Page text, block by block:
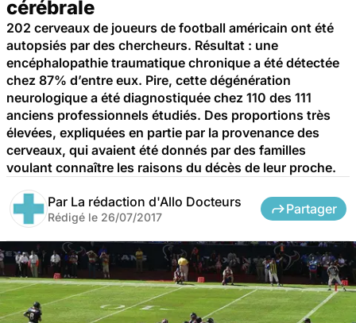
cérébrale
202 cerveaux de joueurs de football américain ont été
autopsiés par des chercheurs. Résultat : une
encéphalopathie traumatique chronique a été détectée
chez 87% d’entre eux. Pire, cette dégénération
neurologique a été diagnostiquée chez 110 des 111
anciens professionnels étudiés. Des proportions très
élevées, expliquées en partie par la provenance des
cerveaux, qui avaient été donnés par des familles
voulant connaître les raisons du décès de leur proche.
Par La rédaction d'Allo Docteurs
Rédigé le 26/07/2017
Partager